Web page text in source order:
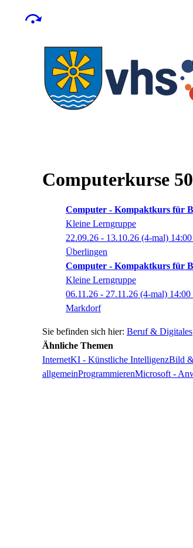
Computerkurse
Computer - Kompaktkurs für
Kleine Lerngruppe
22.09.26 - 13.10.26 (4-mal) 14:00
Überlingen
Computer - Kompaktkurs für
Kleine Lerngruppe
06.11.26 - 27.11.26 (4-mal) 14:00
Markdorf
Beruf & Digitales
Ähnliche Themen
InternetKI - Künstliche IntelligenzBild
allgemeinProgrammierenMicrosoft -